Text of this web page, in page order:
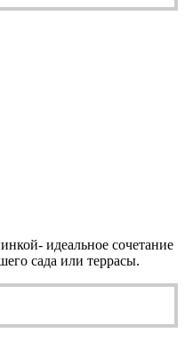
идеальное сочетание
сада или террасы.